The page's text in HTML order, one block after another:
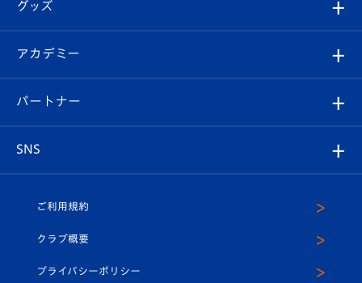
チケット
イベント
メディア
ホームタウン
スタッフプロフィール
マスコット紹介
Revive Team
ヴィヴィくんの長崎おもてなしガイド
フォトギャラリー
スタジアムグルメ
V-LOVERS（ファンクラブ）
プレイヤーズスイート
グッズ
オンラインショップ
店舗情報
アカデミー
育成からのお知らせ
U-18
パートナー
SNS
ヴィヴィくんインスタグラム
公式LINE＠
ご利用規約
クラブ概要
プライバシーポリシー